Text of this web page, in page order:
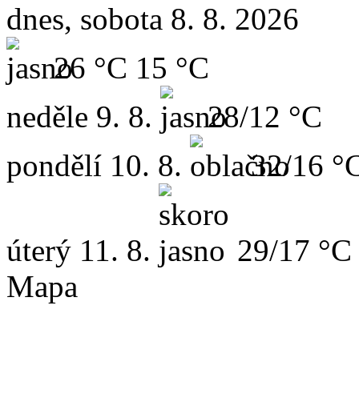
dnes, sobota 8. 8. 2026
26 °C 15 °C
neděle 9. 8.
28/12 °C
pondělí 10. 8. 32/16
úterý 11. 8.
29/17 °C
Mapa